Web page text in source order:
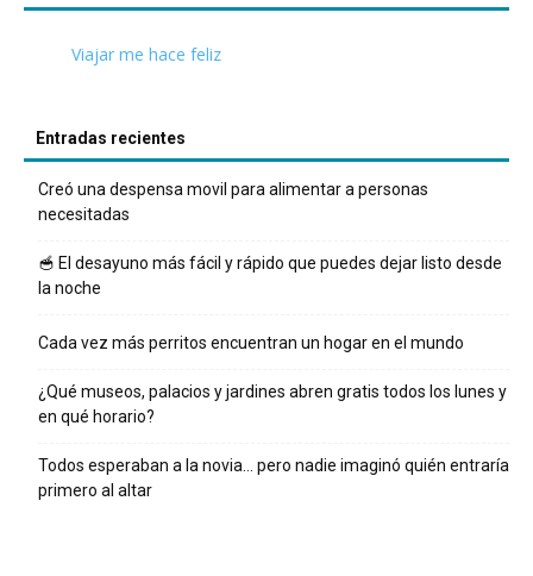
Viajar me hace feliz
Entradas recientes
Creó una despensa movil para alimentar a personas
necesitadas
🥣 El desayuno más fácil y rápido que puedes dejar listo desde
la noche
Cada vez más perritos encuentran un hogar en el mundo
¿Qué museos, palacios y jardines abren gratis todos los lunes y
en qué horario?
Todos esperaban a la novia… pero nadie imaginó quién entraría
primero al altar